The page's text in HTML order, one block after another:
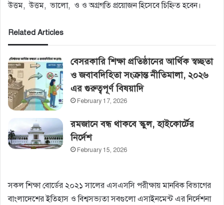
উত্তম, উত্তম, ভালো, ও ও অগ্রগতি প্রয়োজন হিসেবে চিহ্নিত হবেন।
Related Articles
বেসরকারি শিক্ষা প্রতিষ্ঠানের আর্থিক স্বচ্ছতা
ও জবাবদিহিতা সংক্রান্ত নীতিমালা, ২০২৬
এর গুরুত্বপূর্ণ বিষয়াদি
February 17, 2026
রমজানে বন্ধ থাকবে স্কুল, হাইকোর্টের‌
নির্দেশ
February 15, 2026
সকল শিক্ষা বোর্ডের ২০২১ সালের এসএসসি পরীক্ষায় মানবিক বিভাগের
বাংলাদেশের ইতিহাস ও বিশ্বসভ্যতা সবগুলো এসাইনমেন্ট এর নির্দেশনা